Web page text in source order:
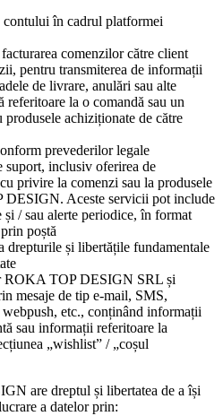
contului în cadrul platformei
comenzilor către client
pentru transmiterea de informații
de livrare, anulări sau alte
referitoare la o comandă sau un
achiziționate de către
prevederilor legale
suport, inclusiv oferirea de
privire la comenzi sau la produsele
Aceste servicii pot include
și / sau alerte periodice, în format
poștă
drepturile și libertățile fundamentale
ROKA TOP DESIGN SRL și
mesaje de tip e-mail, SMS,
etc., conținând informații
sau informații referitoare la
„wishlist” / „coșul
are dreptul și libertatea de a își
a datelor prin: